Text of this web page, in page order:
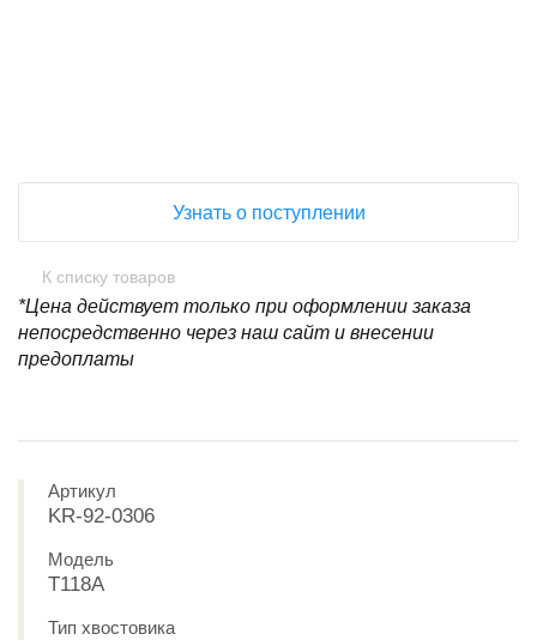
Узнать о поступлении
К списку товаров
*Цена действует только при оформлении заказа
непосредственно через наш сайт и внесении
предоплаты
Артикул
KR-92-0306
Модель
T118A
Тип хвостовика